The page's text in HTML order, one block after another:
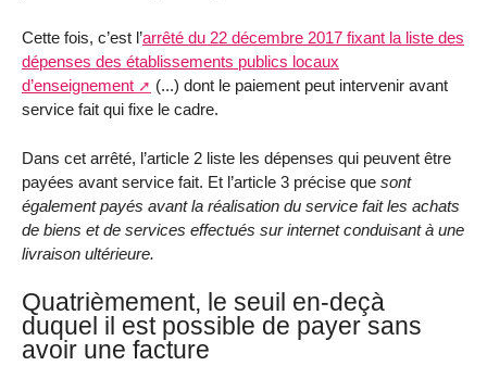
Cette fois, c’est l’arrêté du 22 décembre 2017 fixant la liste des
dépenses des établissements publics locaux
d’enseignement
(...) dont le paiement peut intervenir avant
service fait qui fixe le cadre.
Dans cet arrêté, l’article 2 liste les dépenses qui peuvent être
payées avant service fait. Et l’article 3 précise que sont
également payés avant la réalisation du service fait les achats
de biens et de services effectués sur internet conduisant à une
livraison ultérieure.
Quatrièmement, le seuil en-deçà
duquel il est possible de payer sans
avoir une facture